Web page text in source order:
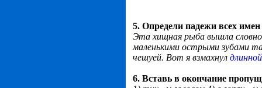
5. Определи падежи всех
Эта хищная рыба вышла
маленькими острыми зубами
чешуей. Вот я взмахнул
6. Вставь в окончание